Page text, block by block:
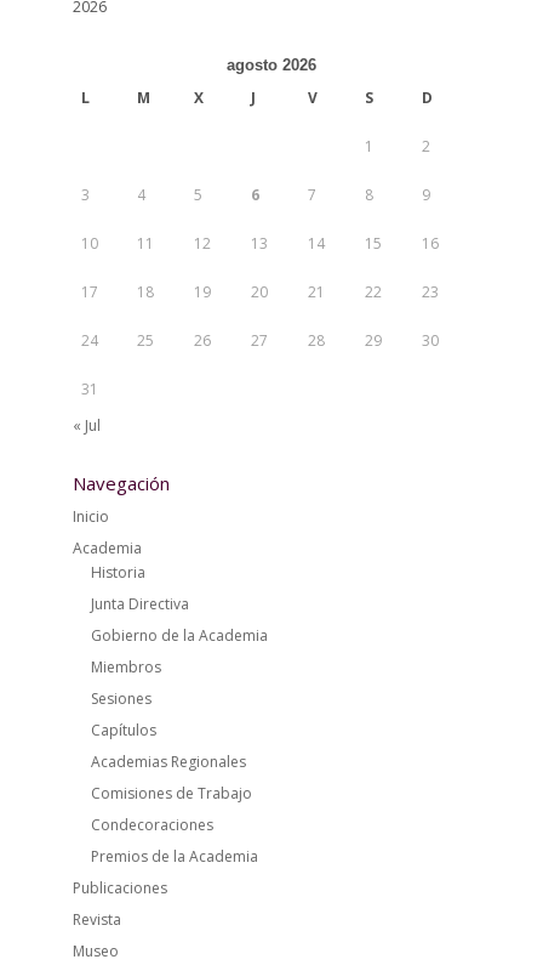
2026
agosto 2026
L M X J V S D
1 2
3 4 5 6 7 8 9
10 11 12 13 14 15 16
17 18 19 20 21 22 23
24 25 26 27 28 29 30
31
« Jul
Navegación
Inicio
Academia
Historia
Junta Directiva
Gobierno de la Academia
Miembros
Sesiones
Capítulos
Academias Regionales
Comisiones de Trabajo
Condecoraciones
Premios de la Academia
Publicaciones
Revista
Museo